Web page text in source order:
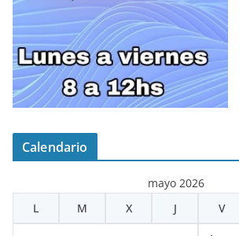
Calendario
mayo 2026
L
M X J V